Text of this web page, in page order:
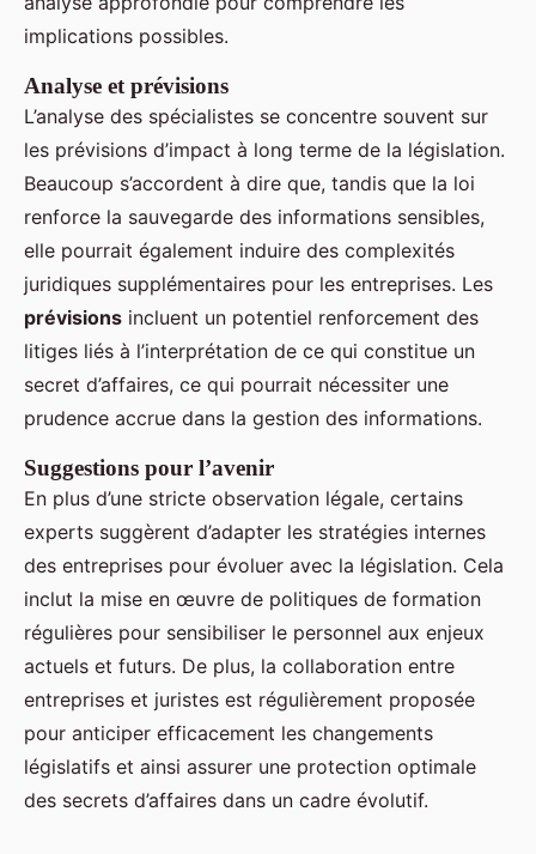
implications possibles.
Analyse et prévisions
L’analyse des spécialistes se concentre souvent sur
les prévisions d’impact à long terme de la législation.
Beaucoup s’accordent à dire que, tandis que la loi
renforce la sauvegarde des informations sensibles,
elle pourrait également induire des complexités
juridiques supplémentaires pour les entreprises. Les
prévisions incluent un potentiel renforcement des
litiges liés à l’interprétation de ce qui constitue un
secret d’affaires, ce qui pourrait nécessiter une
prudence accrue dans la gestion des informations.
Suggestions pour l’avenir
En plus d’une stricte observation légale, certains
experts suggèrent d’adapter les stratégies internes
des entreprises pour évoluer avec la législation. Cela
inclut la mise en œuvre de politiques de formation
régulières pour sensibiliser le personnel aux enjeux
actuels et futurs. De plus, la collaboration entre
entreprises et juristes est régulièrement proposée
pour anticiper efficacement les changements
législatifs et ainsi assurer une protection optimale
des secrets d’affaires dans un cadre évolutif.